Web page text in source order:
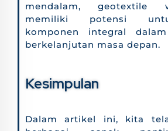
mendalam, geotextile
memiliki potensi
komponen integral
berkelanjutan masa depan.
Kesimpulan
Dalam artikel ini, kita